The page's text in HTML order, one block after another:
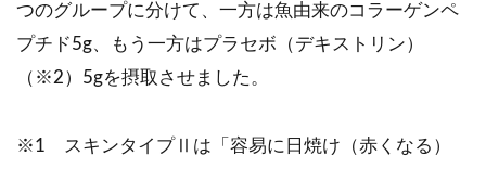
つのグループに分けて、一方は魚由来のコラーゲンペ
プチド5g、もう一方はプラセボ（デキストリン）
（※2）5gを摂取させました。
※1 スキンタイプⅡは「容易に日焼け（赤くなる）